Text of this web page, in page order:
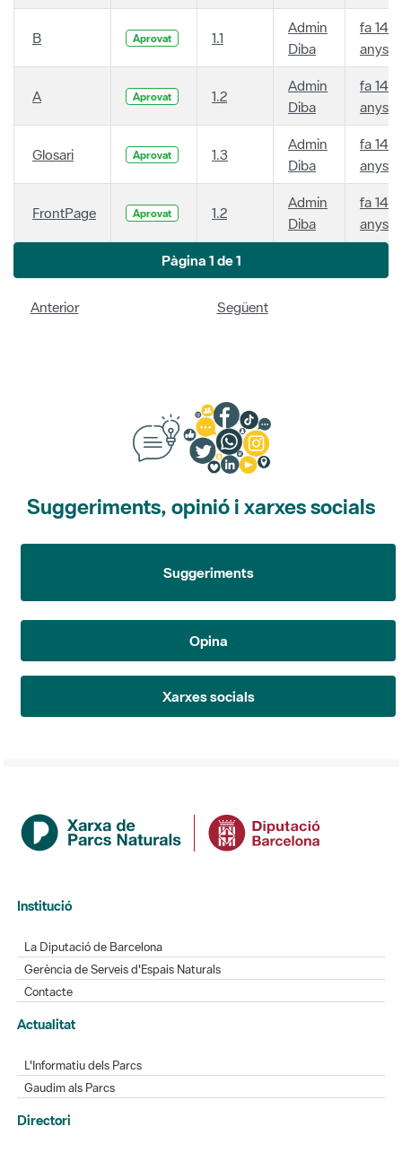
B Aprovat 1.1
Admin
Diba
fa 14
anys
A Aprovat 1.2
Admin
Diba
fa 14
anys
Glosari Aprovat 1.3
Admin
Diba
fa 14
anys
FrontPage Aprovat 1.2
Admin
Diba
fa 14
anys
Pàgina 1 de 1
Anterior Següent
Suggeriments, opinió i xarxes socials
Suggeriments
Opina
Xarxes socials
Institució
La Diputació de Barcelona
Gerència de Serveis d'Espais Naturals
Contacte
Actualitat
L'Informatiu dels Parcs
Gaudim als Parcs
Directori